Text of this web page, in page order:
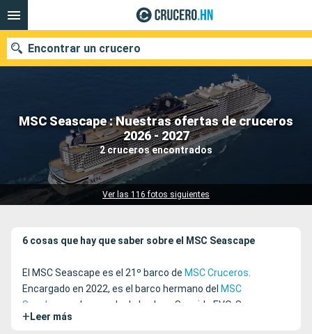
MSC Seascape : Nuestras ofertas de cruceros
2026 - 2027
2 cruceros encontrados
Ver las 116 fotos siguientes
Encontrar un crucero
Nuestros destinos
Fecha de salida
Puertos
6 cosas que hay que saber sobre el MSC Seascape
El MSC Seascape es el 21º barco de MSC Cruceros.
Encargado en 2022, es el barco hermano del MSC
Seashore
y el segundo de la clase Seaside EVO. Se
distingue por su modernidad y sus numerosos espacios
+ Leer más